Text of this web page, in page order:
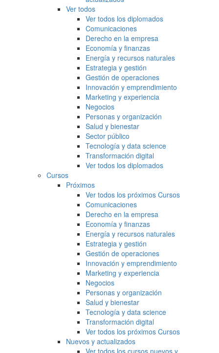
Ver todos
Ver todos los diplomados
Comunicaciones
Derecho en la empresa
Economía y finanzas
Energía y recursos naturales
Estrategia y gestión
Gestión de operaciones
Innovación y emprendimiento
Marketing y experiencia
Negocios
Personas y organización
Salud y bienestar
Sector público
Tecnología y data science
Transformación digital
Ver todos los diplomados
Cursos
Próximos
Ver todos los próximos Cursos
Comunicaciones
Derecho en la empresa
Economía y finanzas
Energía y recursos naturales
Estrategia y gestión
Gestión de operaciones
Innovación y emprendimiento
Marketing y experiencia
Negocios
Personas y organización
Salud y bienestar
Tecnología y data science
Transformación digital
Ver todos los próximos Cursos
Nuevos y actualizados